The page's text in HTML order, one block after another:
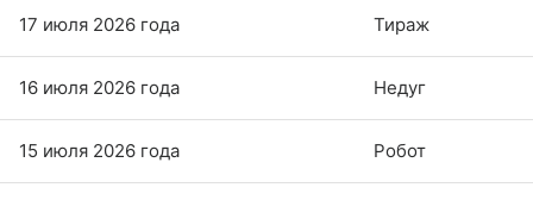
17 июля 2026 года Тираж
16 июля 2026 года Недуг
15 июля 2026 года Робот